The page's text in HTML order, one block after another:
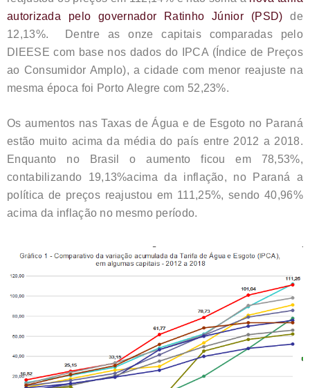
autorizada pelo governador Ratinho Júnior (PSD) de
12,13%. Dentre as onze capitais comparadas pelo
DIEESE com base nos dados do IPCA (Índice de Preços
ao Consumidor Amplo), a cidade com menor reajuste na
mesma época foi Porto Alegre com 52,23%.
Os aumentos nas Taxas de Água e de Esgoto no Paraná
estão muito acima da média do país entre 2012 a 2018.
Enquanto no Brasil o aumento ficou em 78,53%,
contabilizando 19,13%acima da inflação, no Paraná a
política de preços reajustou em 111,25%, sendo 40,96%
acima da inflação no mesmo período.